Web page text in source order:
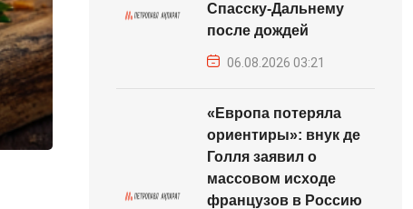
Спасску-Дальнему
после дождей
06.08.2026 03:21
«Европа потеряла
ориентиры»: внук де
Голля заявил о
массовом исходе
французов в Россию